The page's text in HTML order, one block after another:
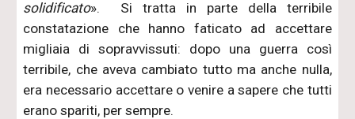
solidificato». Si tratta in parte della terribile
constatazione che hanno faticato ad accettare
migliaia di sopravvissuti: dopo una guerra così
terribile, che aveva cambiato tutto ma anche nulla,
era necessario accettare o venire a sapere che tutti
erano spariti, per sempre.